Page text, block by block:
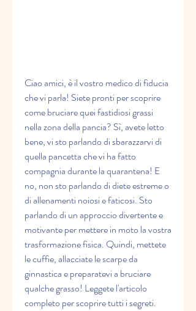
Ciao amici, è il vostro medico di fiducia
che vi parla! Siete pronti per scoprire
come bruciare quei fastidiosi grassi
nella zona della pancia? Sì, avete letto
bene, vi sto parlando di sbarazzarvi di
quella pancetta che vi ha fatto
compagnia durante la quarantena! E
no, non sto parlando di diete estreme o
di allenamenti noiosi e faticosi. Sto
parlando di un approccio divertente e
motivante per mettere in moto la vostra
trasformazione fisica. Quindi, mettete
le cuffie, allacciate le scarpe da
ginnastica e preparatevi a bruciare
qualche grasso! Leggete l'articolo
completo per scoprire tutti i segreti.